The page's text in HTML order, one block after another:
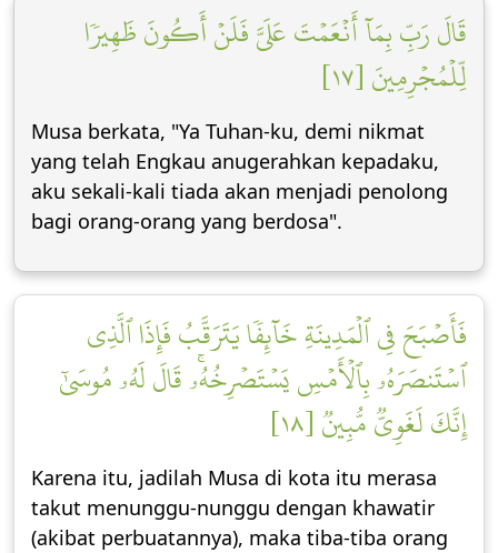
قَالَ رَبِّ بِمَآ أَنۡعَمۡتَ عَلَيَّ فَلَنۡ أَكُونَ ظَهِيرٗا
لِّلۡمُجۡرِمِينَ [١٧]
Musa berkata, "Ya Tuhan-ku, demi nikmat
yang telah Engkau anugerahkan kepadaku,
aku sekali-kali tiada akan menjadi penolong
bagi orang-orang yang berdosa".
فَأَصۡبَحَ فِي ٱلۡمَدِينَةِ خَآئِفٗا يَتَرَقَّبُ فَإِذَا ٱلَّذِي
ٱسۡتَنصَرَهُۥ بِٱلۡأَمۡسِ يَسۡتَصۡرِخُهُۥۚ قَالَ لَهُۥ مُوسَىٰٓ
إِنَّكَ لَغَوِيّٞ مُّبِينٞ [١٨]
Karena itu, jadilah Musa di kota itu merasa
takut menunggu-nunggu dengan khawatir
(akibat perbuatannya), maka tiba-tiba orang